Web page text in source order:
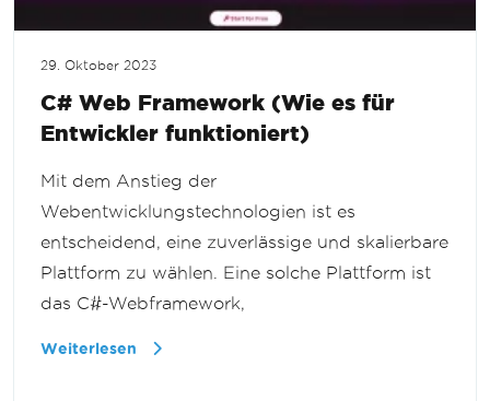
29. Oktober 2023
C# Web Framework (Wie es für
Entwickler funktioniert)
Mit dem Anstieg der
Webentwicklungstechnologien ist es
entscheidend, eine zuverlässige und skalierbare
Plattform zu wählen. Eine solche Plattform ist
das C#-Webframework,
Weiterlesen